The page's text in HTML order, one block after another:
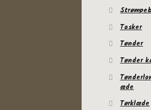
Tasker
Tønder
Tønder
æde
Tørklæde